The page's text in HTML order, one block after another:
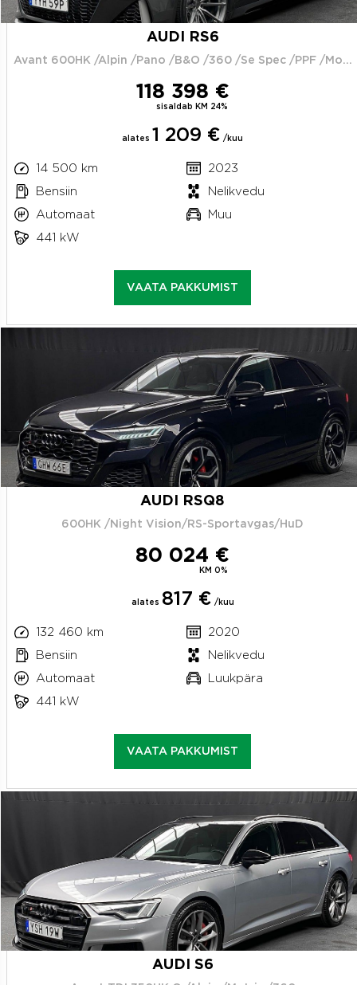
AUDI RS6
Avant 600HK /Alpin /Pano /B&O /360 /Se Spec /PPF /Moms
118 398 €
sisaldab KM 24%
alates 1 209 € /kuu
14 500 km
2023
Bensiin
Nelikvedu
Automaat
Muu
441 kW
VAATA PAKKUMIST
AUDI RSQ8
600HK /Night Vision/RS-Sportavgas/HuD
80 024 €
KM 0%
alates 817 € /kuu
132 460 km
2020
Bensiin
Nelikvedu
Automaat
Luukpära
441 kW
VAATA PAKKUMIST
AUDI S6